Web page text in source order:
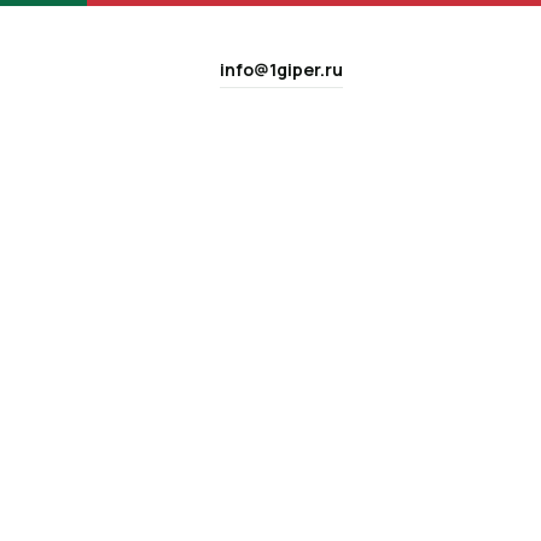
info@1giper.ru